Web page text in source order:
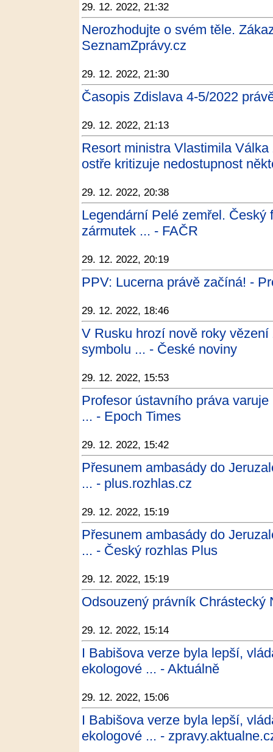
29. 12. 2022, 21:32
Nerozhodujte o svém těle.
SeznamZprávy.cz
29. 12. 2022, 21:30
Časopis Zdislava 4-5/2022
29. 12. 2022, 21:13
Resort ministra Vlastimila
ostře kritizuje nedostupnost
29. 12. 2022, 20:38
Legendární Pelé zemřel. Český
zármutek ... - FAČR
29. 12. 2022, 20:19
PPV: Lucerna právě začíná! -
29. 12. 2022, 18:46
V Rusku hrozí nově roky
symbolu ... - České noviny
29. 12. 2022, 15:53
Profesor ústavního práva
... - Epoch Times
29. 12. 2022, 15:42
Přesunem ambasády do
... - plus.rozhlas.cz
29. 12. 2022, 15:19
Přesunem ambasády do
... - Český rozhlas Plus
29. 12. 2022, 15:19
Odsouzený právník Chrástecký
29. 12. 2022, 15:14
I Babišova verze byla lepší,
ekologové ... - Aktuálně
29. 12. 2022, 15:06
I Babišova verze byla lepší,
ekologové ... -